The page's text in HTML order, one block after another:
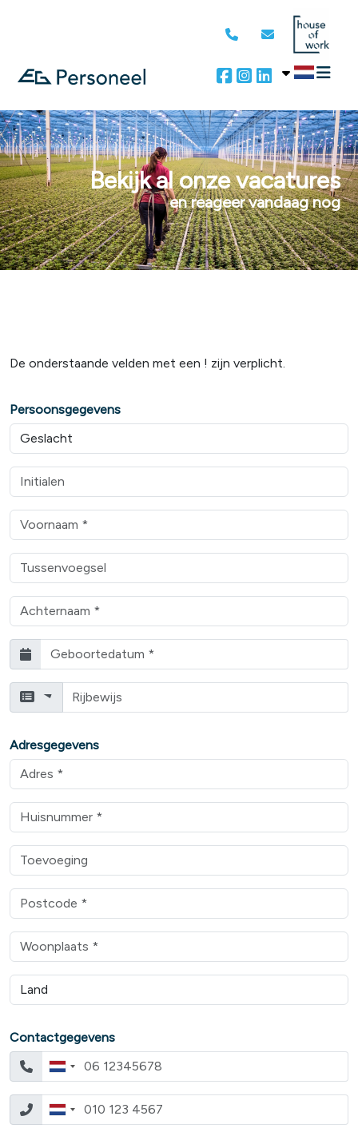
Bekijk al onze vacatures
en reageer vandaag nog
De onderstaande velden met een ! zijn verplicht.
Persoonsgegevens
Rijbewijs
Adresgegevens
Contactgegevens